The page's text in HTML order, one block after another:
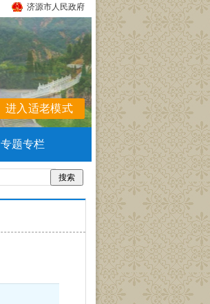
济源市人民政府
进入适老模式
专题专栏